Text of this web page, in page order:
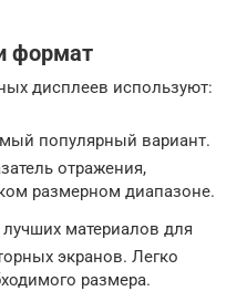
формат
дисплеев используют:
популярный вариант.
отражения,
размерном диапазоне.
материалов для
экранов. Легко
размера.